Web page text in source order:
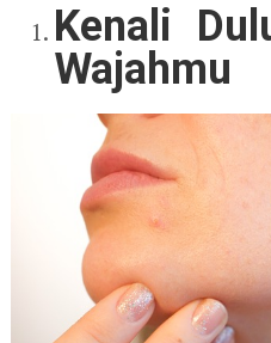
Kenali
Wajahmu